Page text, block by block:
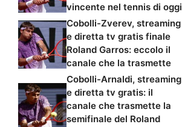
vincente nel tennis di oggi
Cobolli-Zverev, streaming
e diretta tv gratis finale
Roland Garros: eccolo il
canale che la trasmette
Cobolli-Arnaldi, streaming
e diretta tv gratis: il
canale che trasmette la
semifinale del Roland